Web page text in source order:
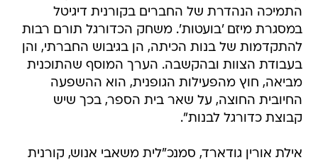
התמיכה הנהדרת של החברים בקורנית דיגיטל
במסגרת מיזם 'בועטות'. משחק הכדורגל תורם רבות
להתקדמות של בנות הכיתה, הן בגיבוש החברתי, והן
בעבודת הצוות ובהקשבה. הערך המוסף שהתוכנית
מביאה, חוץ מהפעילות הגופנית, הוא ההשפעה
החיובית החוצה, על שאר בית הספר, בכך שיש
קבוצת כדורגל לבנות".
אילת אורין גודארד, סמנכ"לית משאבי אנוש, קורנית